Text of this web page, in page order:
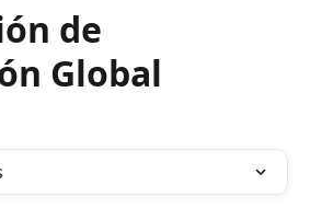
de
Global